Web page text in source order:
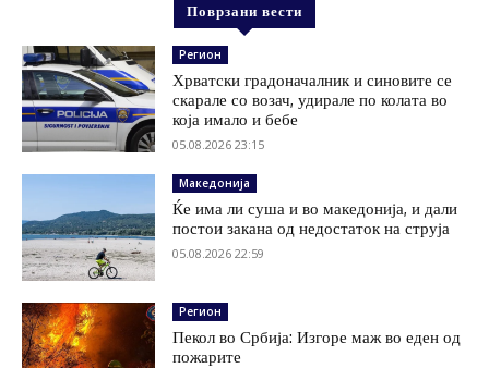
Поврзани вести
Регион
Хрватски градоначалник и синовите се
скарале со возач, удирале по колата во
која имало и бебе
05.08.2026 23:15
Македонија
Ќе има ли суша и во македонија, и дали
постои закана од недостаток на струја
05.08.2026 22:59
Регион
Пекол во Србија: Изгоре маж во еден од
пожарите